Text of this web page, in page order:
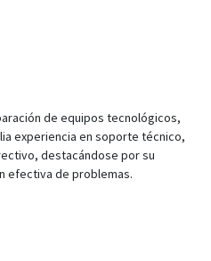
de equipos tecnológicos,
experiencia en soporte técnico,
destacándose por su
efectiva de problemas.